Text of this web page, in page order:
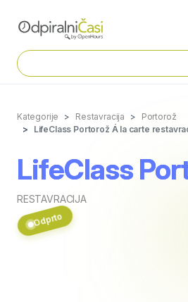
Kategorije Restavracija
Portorož
LifeClass Portorož Á la carte
LifeClass
RESTAVRACIJA
Odprto